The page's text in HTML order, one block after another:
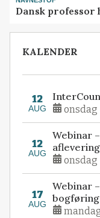
Dansk
KALENDER
12
AUG onsdag
12
AUG
Webinar
onsdag
17
AUG
Webinar
bogføring